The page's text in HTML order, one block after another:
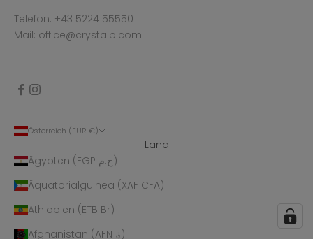
Telefon: +43 5224 55550
Mail: office@crystalp.com
Österreich (EUR €)
Land
Ägypten (EGP ج.م)
Äquatorialguinea (XAF CFA)
Äthiopien (ETB Br)
Afghanistan (AFN ؋)